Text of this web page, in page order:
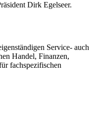
Dirk Egelseer.
Service- auch
Handel, Finanzen,
fachspezifischen